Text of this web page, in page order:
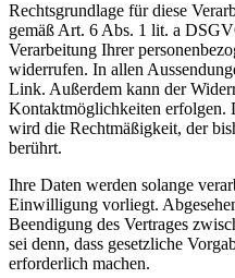
Rechtsgrundlage für diese
gemäß Art. 6 Abs. 1 lit. a
Verarbeitung Ihrer
widerrufen. In allen
Link. Außerdem kann der
Kontaktmöglichkeiten erfolgen.
wird die Rechtmäßigkeit, der
berührt.
Ihre Daten werden solange
Einwilligung vorliegt.
Beendigung des Vertrages
sei denn, dass gesetzliche
erforderlich machen.